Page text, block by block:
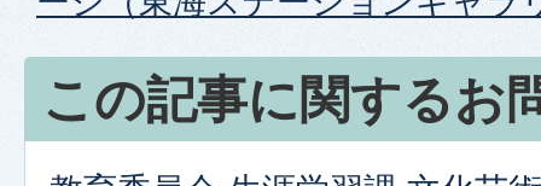
この記事に関するお